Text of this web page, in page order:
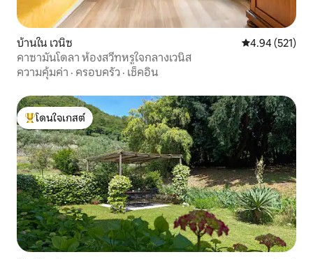
บ้านใน เวนิซ คะแนนเฉลี่ย
4.94 (521)
คาซามันโดลา ห้องสวีทหรูใจกลางเวนิส
ความคุ้มค่า · ครอบครัว · เช็คอิน
โดนใจเกสต์ที่สุด
โดนใจเกสต์